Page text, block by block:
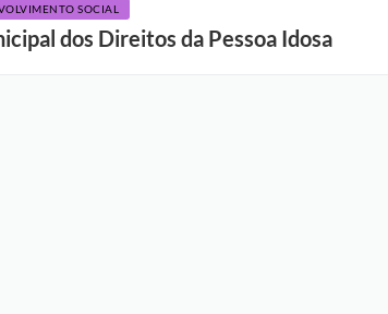
SOCIAL
dos Direitos da Pessoa Idosa